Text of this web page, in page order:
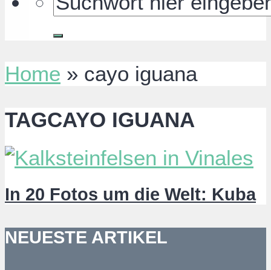
Home » cayo iguana
TAGCAYO IGUANA
In 20 Fotos um die Welt: Kuba
NEUESTE ARTIKEL